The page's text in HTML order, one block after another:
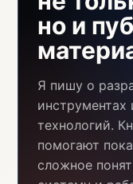
но и
Я пишу о
технологий.
помогают
сложное